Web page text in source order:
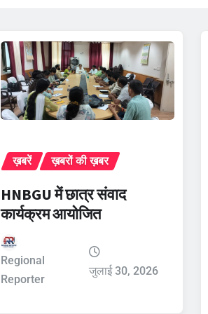
ख़बरें ख़बरों की ख़बर
HNBGU में छात्र संवाद
कार्यक्रम आयोजित
Regional
Reporter
जुलाई 30, 2026